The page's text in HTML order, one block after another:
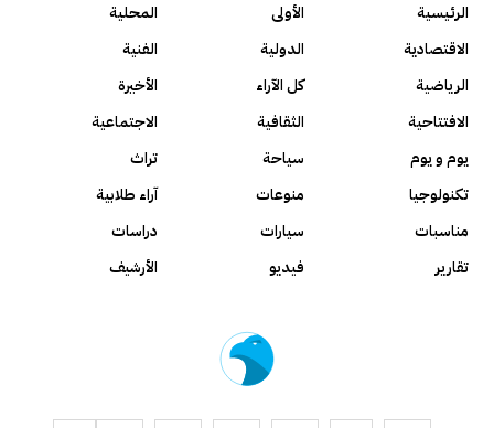
الرئيسية الأولى
المحلية
الاقتصادية
الدولية
الفنية
الرياضية
كل الآراء
الأخيرة
الافتتاحية
الثقافية
الاجتماعية
يوم و يوم
سياحة
تراث
تكنولوجيا
منوعات
آراء طلابية
مناسبات
سيارات
دراسات
تقارير
فيديو الأرشيف